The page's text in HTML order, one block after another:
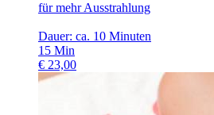
für mehr Ausstrahlung
Dauer: ca. 10 Minuten
15 Min
€ 23,00